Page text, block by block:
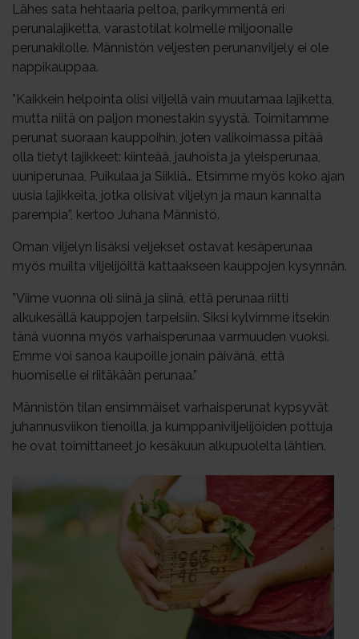
Lähes sata hehtaaria peltoa, parikymmentä eri
perunalajiketta, varastotilat kolmelle miljoonalle
perunakilolle. Männistön veljesten perunanviljely ei ole
nappikauppaa.
”Kaikkein helpointa olisi viljellä vain muutamaa lajiketta,
mutta niitä on paljon monestakin syystä. Toimitamme
perunat suoraan kauppoihin, joten valikoimassa pitää
olla tietyt lajikkeet: kiinteää, jauhoista ja yleisperunaa,
uuniperunaa, Puikulaa ja Siikliä… Etsimme myös koko ajan
uusia lajikkeita, jotka olisivat viljelyn ja maun kannalta
parempia”, kertoo Juhana Männistö.
Oman viljelyn lisäksi veljekset ostavat kesäperunaa
myös muilta viljelijöiltä kattaakseen kauppojen kysynnän.
”Viime vuonna oli siinä ja siinä, että perunaa riitti
alkukesällä kauppojen tarpeisiin. Siksi kylvimme itsekin
tänä vuonna myös varhaisperunaa varmuuden vuoksi.
Emme voi sanoa kaupoille jonain päivänä, että
huomiselle ei riitäkään perunaa.”
Männistön tilan ensimmäiset varhaisperunat kypsyvät
juhannusviikon tienoilla, ja kumppaniviljelijöiden pottuja
he ovat toimittaneet jo kesäkuun alkupuolelta lähtien.